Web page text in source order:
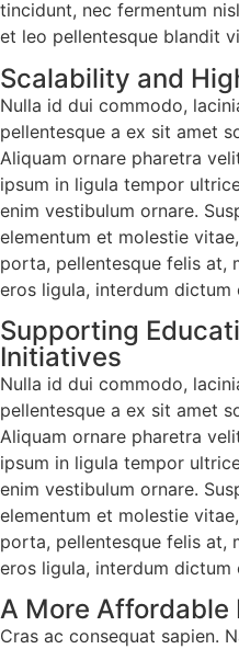
tincidunt, nec fermentum
et leo pellentesque blandit
Scalability and
Nulla id dui commodo,
pellentesque a ex sit amet
Aliquam ornare pharetra
ipsum in ligula tempor
enim vestibulum ornare.
elementum et molestie
porta, pellentesque felis at,
eros ligula, interdum
Supporting
Initiatives
Nulla id dui commodo,
pellentesque a ex sit amet
Aliquam ornare pharetra
ipsum in ligula tempor
enim vestibulum ornare.
elementum et molestie
porta, pellentesque felis at,
eros ligula, interdum
A More Affordable
Cras ac consequat sapien.